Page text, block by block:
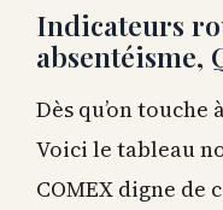
Indicateurs
absentéisme,
Dès qu’on touche
Voici le tableau
COMEX digne de